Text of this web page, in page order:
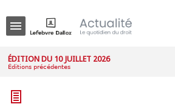
ÉDITION DU 10 JUILLET 2026
Éditions précédentes